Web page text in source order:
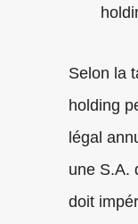
Selon la
holding
légal
une S.A.
doit